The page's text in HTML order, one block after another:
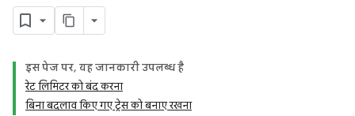
इस पेज पर, यह जानकारी उपलब्ध है
रेट लिमिटर को बंद करना
बिना बदलाव किए गए ट्रेस को बनाए रखना